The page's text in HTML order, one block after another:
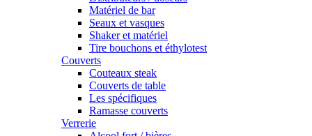
Matériel de bar
Seaux et vasques
Shaker et matériel
Tire bouchons et éthylotest
Couverts
Couteaux steak
Couverts de table
Les spécifiques
Ramasse couverts
Verrerie